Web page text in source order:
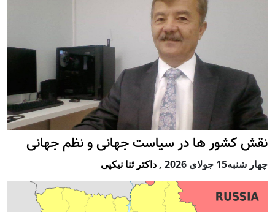
نقش کشور ها در سیاست جهانی و نظم جهانی
چهار شنبه15 جولای 2026 , داکتر ثنا نیکپی